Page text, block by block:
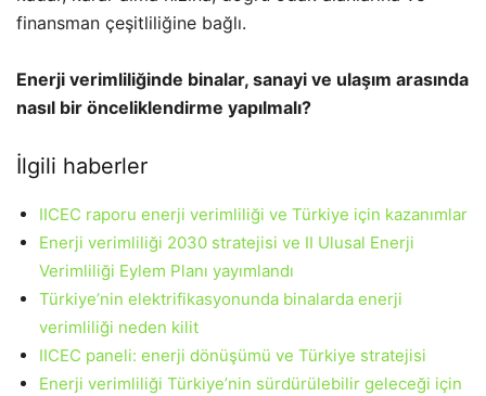
finansman çeşitliliğine bağlı.
Enerji verimliliğinde binalar, sanayi ve ulaşım arasında
nasıl bir önceliklendirme yapılmalı?
İlgili haberler
IICEC raporu enerji verimliliği ve Türkiye için kazanımlar
Enerji verimliliği 2030 stratejisi ve II Ulusal Enerji
Verimliliği Eylem Planı yayımlandı
Türkiye’nin elektrifikasyonunda binalarda enerji
verimliliği neden kilit
IICEC paneli: enerji dönüşümü ve Türkiye stratejisi
Enerji verimliliği Türkiye’nin sürdürülebilir geleceği için